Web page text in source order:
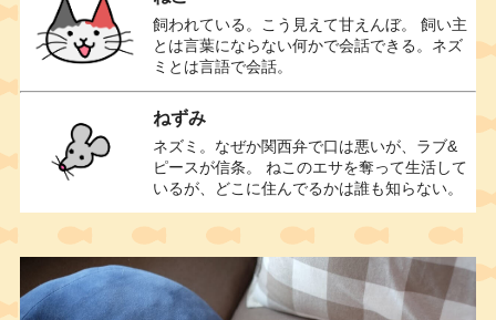
飼われている。こう見えて甘えんぼ。 飼い主
とは言葉にならない何かで会話できる。ネズ
ミとは言語で会話。
ねずみ
ネズミ。なぜか関西弁で口は悪いが、ラブ&
ピースが信条。 ねこのエサを奪って生活して
いるが、どこに住んでるかは誰も知らない。